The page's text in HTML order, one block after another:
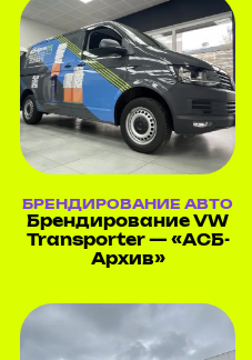
БРЕНДИРОВАНИЕ АВТО
Брендирование VW
Transporter — «АСБ-
Архив»